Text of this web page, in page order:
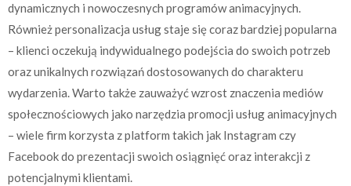
dynamicznych i nowoczesnych programów animacyjnych.
Również personalizacja usług staje się coraz bardziej popularna
– klienci oczekują indywidualnego podejścia do swoich potrzeb
oraz unikalnych rozwiązań dostosowanych do charakteru
wydarzenia. Warto także zauważyć wzrost znaczenia mediów
społecznościowych jako narzędzia promocji usług animacyjnych
– wiele firm korzysta z platform takich jak Instagram czy
Facebook do prezentacji swoich osiągnięć oraz interakcji z
potencjalnymi klientami.